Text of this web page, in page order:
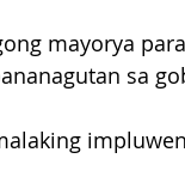
mayorya
sa